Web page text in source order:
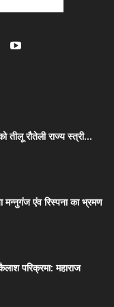
तीलू रौतेली राज्य स्त्री...
मन्नुगंज एंव रिस्पना का भ्रमण
परिक्रमा: महाराज